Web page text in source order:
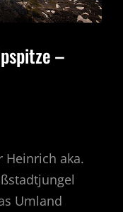
–
Heinrich aka.
Umland